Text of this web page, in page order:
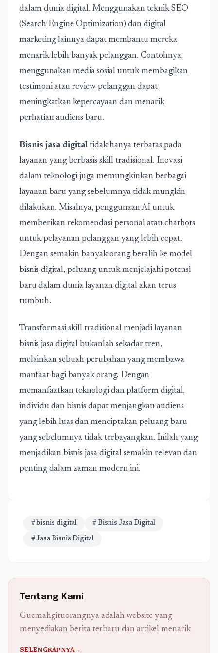
dalam dunia digital. Menggunakan teknik SEO
(Search Engine Optimization) dan digital
marketing lainnya dapat membantu mereka
menarik lebih banyak pelanggan. Contohnya,
menggunakan media sosial untuk membagikan
testimoni atau review pelanggan dapat
meningkatkan kepercayaan dan menarik
perhatian audiens baru.
Bisnis jasa digital tidak hanya terbatas pada
layanan yang berbasis skill tradisional. Inovasi
dalam teknologi juga memungkinkan berbagai
layanan baru yang sebelumnya tidak mungkin
dilakukan. Misalnya, penggunaan AI untuk
memberikan rekomendasi personal atau chatbots
untuk pelayanan pelanggan yang lebih cepat.
Dengan semakin banyak orang beralih ke model
bisnis digital, peluang untuk menjelajahi potensi
baru dalam dunia layanan digital akan terus
tumbuh.
Transformasi skill tradisional menjadi layanan
bisnis jasa digital bukanlah sekadar tren,
melainkan sebuah perubahan yang membawa
manfaat bagi banyak orang. Dengan
memanfaatkan teknologi dan platform digital,
individu dan bisnis dapat menjangkau audiens
yang lebih luas dan menciptakan peluang baru
yang sebelumnya tidak terbayangkan. Inilah yang
menjadikan bisnis jasa digital semakin relevan dan
penting dalam zaman modern ini.
# bisnis digital # Bisnis Jasa Digital
# Jasa Bisnis Digital
Tentang Kami
Guemahgituorangnya adalah website yang
menyediakan berita terbaru dan artikel menarik
SELENGKAPNYA→